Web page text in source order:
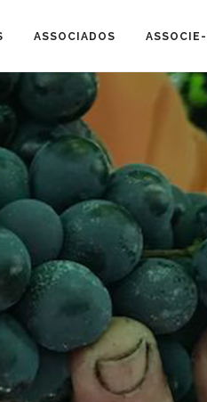
ASSOCIADOS ASSOCIE-